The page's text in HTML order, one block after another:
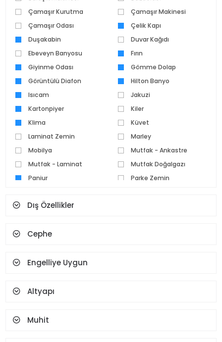
Çamaşır Kurutma
Makinesi
Çamaşır Makinesi
Çamaşır Odası
Çelik Kapı
Duşakabin
Duvar Kağıdı
Ebeveyn Banyosu
Fırın
Giyinme Odası
Gömme Dolap
Görüntülü Diafon
Hilton Banyo
Isıcam
Jakuzi
Kartonpiyer
Kiler
Klima
Küvet
Laminat Zemin
Marley
Mobilya
Mutfak - Ankastre
Mutfak - Laminat
Mutfak Doğalgazı
Panjur
Parke Zemin
Set Üstü Ocak
Teras
Dış Özellikler
Cephe
Engelliye Uygun
Altyapı
Muhit